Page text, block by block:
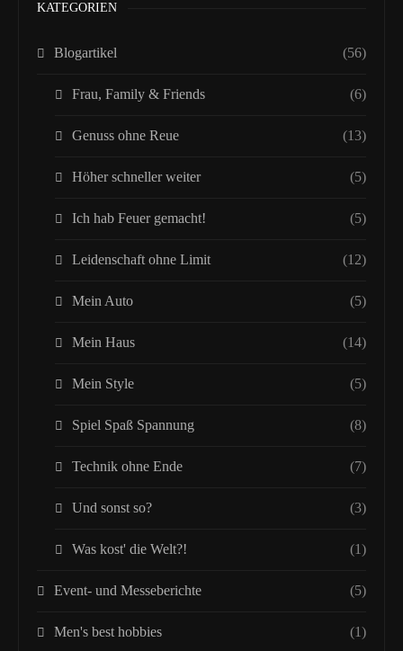
KATEGORIEN
Blogartikel (56)
Frau, Family & Friends (6)
Genuss ohne Reue (13)
Höher schneller weiter (5)
Ich hab Feuer gemacht! (5)
Leidenschaft ohne Limit (12)
Mein Auto (5)
Mein Haus (14)
Mein Style (5)
Spiel Spaß Spannung (8)
Technik ohne Ende (7)
Und sonst so? (3)
Was kost' die Welt?! (1)
Event- und Messeberichte (5)
Men's best hobbies (1)